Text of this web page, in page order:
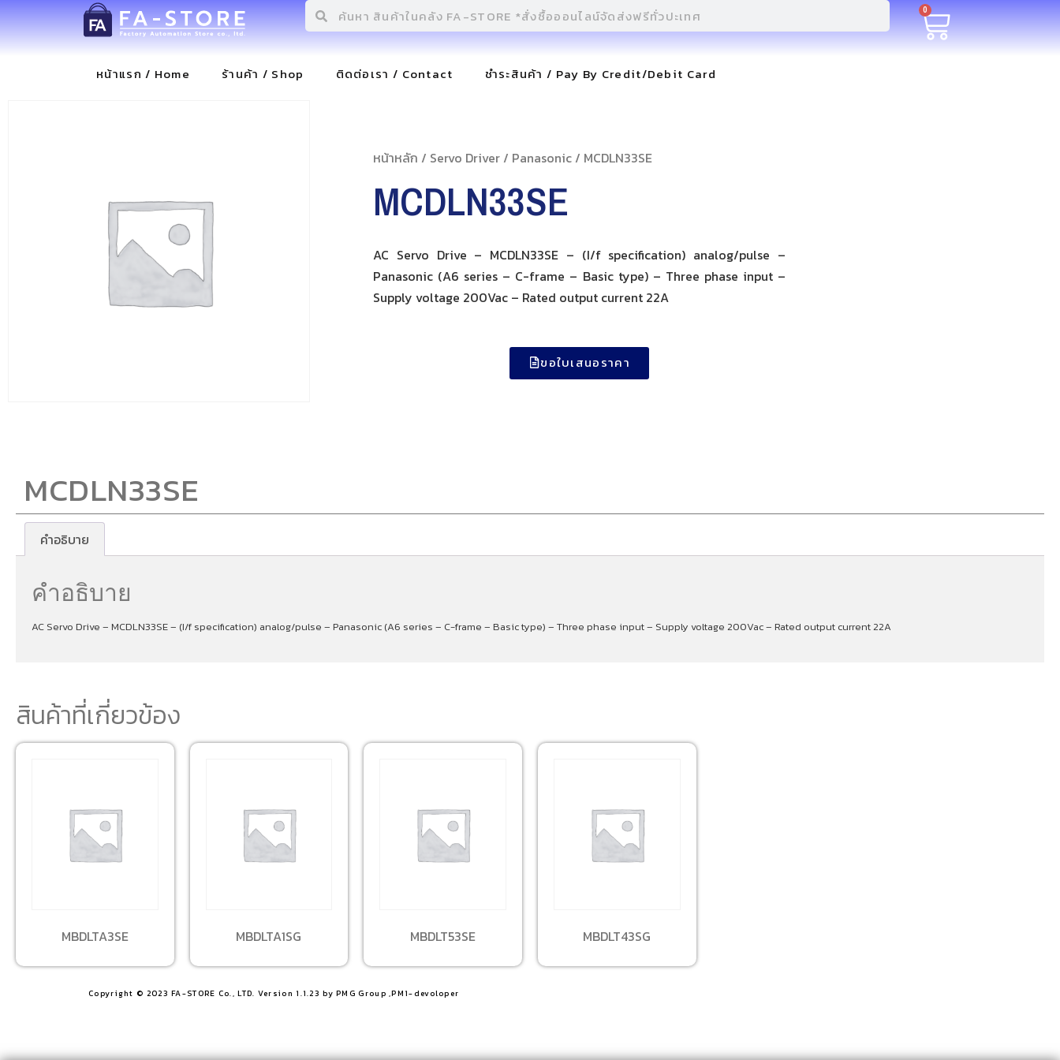
0
หน้าแรก / Home ร้านค้า / Shop ติดต่อเรา / Contact ชำระสินค้า / Pay By Credit/Debit Card
หน้าหลัก / Servo Driver / Panasonic / MCDLN33SE
MCDLN33SE
AC Servo Drive – MCDLN33SE – (I/f specification) analog/pulse –
Panasonic (A6 series – C-frame – Basic type) – Three phase input –
Supply voltage 200Vac – Rated output current 22A
ขอใบเสนอราคา
MCDLN33SE
คำอธิบาย
คำอธิบาย
AC Servo Drive – MCDLN33SE – (I/f specification) analog/pulse – Panasonic (A6 series – C-frame – Basic type) – Three phase input – Supply voltage 200Vac – Rated output current 22A
สินค้าที่เกี่ยวข้อง
MBDLTA3SE MBDLTA1SG MBDLT53SE MBDLT43SG
Copyright © 2023 FA-STORE Co., LTD. Version 1.1.23 by PMG Group ,PM1-devoloper​